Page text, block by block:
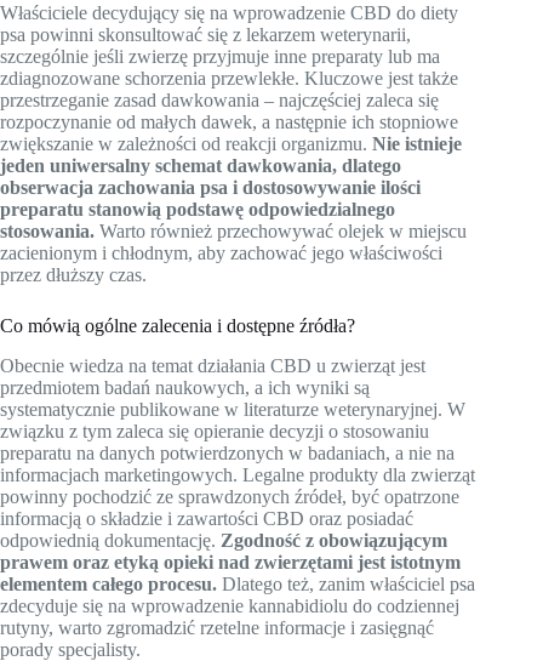
Właściciele decydujący się na wprowadzenie CBD do diety
psa powinni skonsultować się z lekarzem weterynarii,
szczególnie jeśli zwierzę przyjmuje inne preparaty lub ma
zdiagnozowane schorzenia przewlekłe. Kluczowe jest także
przestrzeganie zasad dawkowania – najczęściej zaleca się
rozpoczynanie od małych dawek, a następnie ich stopniowe
zwiększanie w zależności od reakcji organizmu. Nie istnieje
jeden uniwersalny schemat dawkowania, dlatego
obserwacja zachowania psa i dostosowywanie ilości
preparatu stanowią podstawę odpowiedzialnego
stosowania. Warto również przechowywać olejek w miejscu
zacienionym i chłodnym, aby zachować jego właściwości
przez dłuższy czas.
Co mówią ogólne zalecenia i dostępne źródła?
Obecnie wiedza na temat działania CBD u zwierząt jest
przedmiotem badań naukowych, a ich wyniki są
systematycznie publikowane w literaturze weterynaryjnej. W
związku z tym zaleca się opieranie decyzji o stosowaniu
preparatu na danych potwierdzonych w badaniach, a nie na
informacjach marketingowych. Legalne produkty dla zwierząt
powinny pochodzić ze sprawdzonych źródeł, być opatrzone
informacją o składzie i zawartości CBD oraz posiadać
odpowiednią dokumentację. Zgodność z obowiązującym
prawem oraz etyką opieki nad zwierzętami jest istotnym
elementem całego procesu. Dlatego też, zanim właściciel psa
zdecyduje się na wprowadzenie kannabidiolu do codziennej
rutyny, warto zgromadzić rzetelne informacje i zasięgnąć
porady specjalisty.